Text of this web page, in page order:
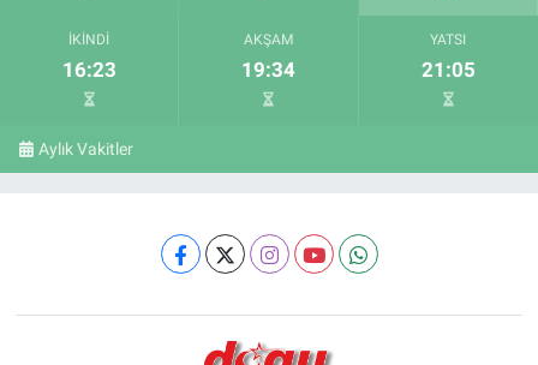
İKINDI
16:23
AKŞAM
19:34
YATSI
21:05
Aylık Vakitler